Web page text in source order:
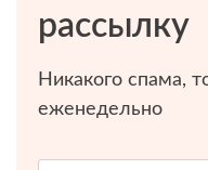
рассылку
Никакого спама,
еженедельно